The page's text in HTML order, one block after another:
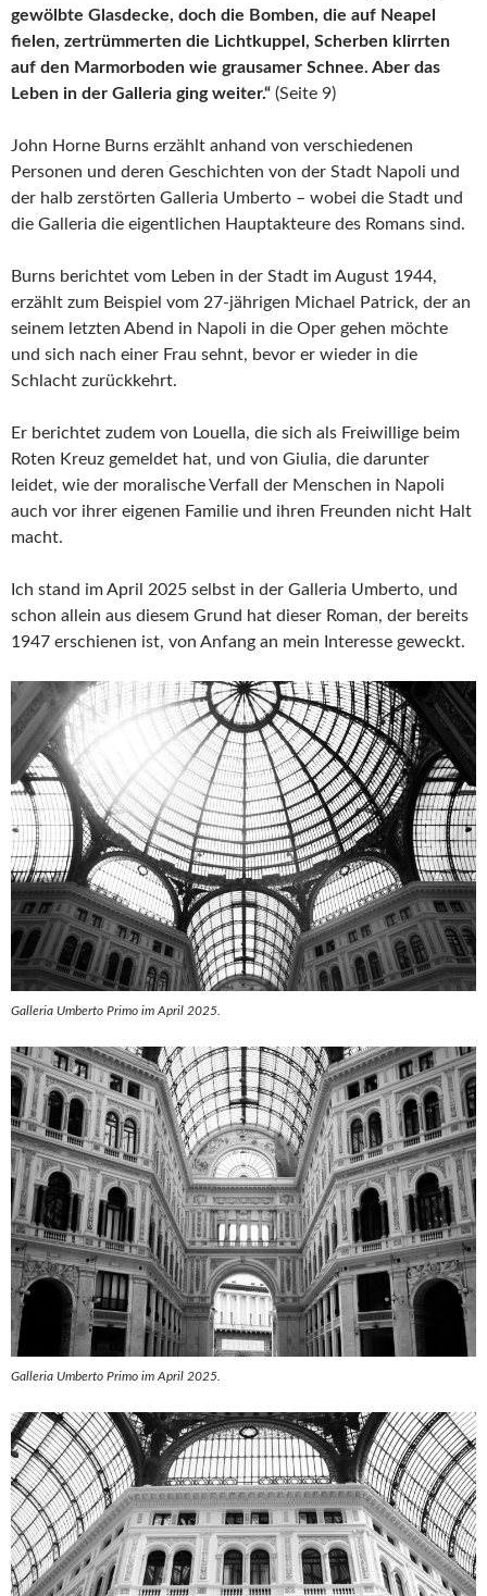
gewölbte Glasdecke, doch die Bomben, die auf Neapel
fielen, zertrümmerten die Lichtkuppel, Scherben klirrten
auf den Marmorboden wie grausamer Schnee. Aber das
Leben in der Galleria ging weiter.“ (Seite 9)
John Horne Burns erzählt anhand von verschiedenen
Personen und deren Geschichten von der Stadt Napoli und
der halb zerstörten Galleria Umberto – wobei die Stadt und
die Galleria die eigentlichen Hauptakteure des Romans sind.
Burns berichtet vom Leben in der Stadt im August 1944,
erzählt zum Beispiel vom 27-jährigen Michael Patrick, der an
seinem letzten Abend in Napoli in die Oper gehen möchte
und sich nach einer Frau sehnt, bevor er wieder in die
Schlacht zurückkehrt.
Er berichtet zudem von Louella, die sich als Freiwillige beim
Roten Kreuz gemeldet hat, und von Giulia, die darunter
leidet, wie der moralische Verfall der Menschen in Napoli
auch vor ihrer eigenen Familie und ihren Freunden nicht Halt
macht.
Ich stand im April 2025 selbst in der Galleria Umberto, und
schon allein aus diesem Grund hat dieser Roman, der bereits
1947 erschienen ist, von Anfang an mein Interesse geweckt.
Galleria Umberto Primo im April 2025.
Galleria Umberto Primo im April 2025.